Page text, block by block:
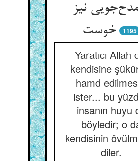
نیز
خوست
1195
Yaratıcı Allah
kendisine
hamd
ister... bu
insanın huyu
böyledir; o
kendisinin
diler.